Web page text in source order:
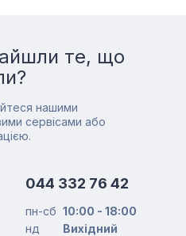
те, що
нашими
сервісами або
044 332 76 42
пн-сб 10:00 - 18:00
нд
Вихідний